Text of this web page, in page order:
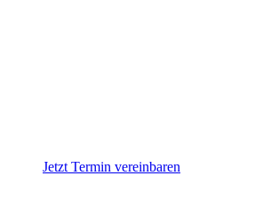
Jetzt Termin vereinbaren